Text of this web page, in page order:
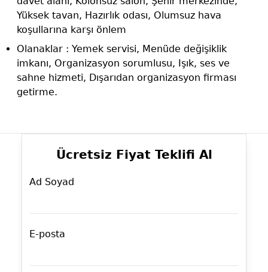
Yüksek tavan, Hazırlık odası, Olumsuz hava
koşullarına karşı önlem
Olanaklar : Yemek servisi, Menüde değişiklik
imkanı, Organizasyon sorumlusu, Işık, ses ve
sahne hizmeti, Dışarıdan organizasyon firması
getirme.
Ücretsiz Fiyat Teklifi Al
Ad Soyad
E-posta